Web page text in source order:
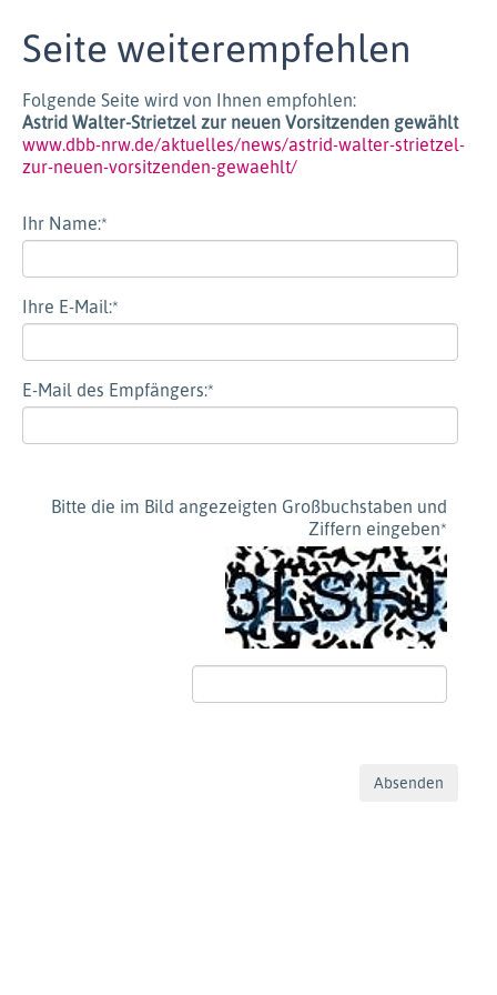
Seite weiterempfehlen
Folgende Seite wird von Ihnen empfohlen:
Astrid Walter-Strietzel zur neuen Vorsitzenden gewählt
www.dbb-nrw.de/aktuelles/news/astrid-walter-strietzel-
zur-neuen-vorsitzenden-gewaehlt/
Ihr Name:*
Ihre E-Mail:*
E-Mail des Empfängers:*
Bitte die im Bild angezeigten Großbuchstaben und
Ziffern eingeben*
Absenden